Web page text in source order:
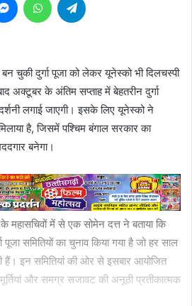
चुकी दुर्गा पूजा को लेकर यूनेस्को भी दिलचस्पी
अक्टूबर के अंतिम सप्ताह में बेहतरीन दुर्गा
लगाई जाएगी। इसके लिए यूनेस्को ने
है, जिसमें पश्चिम बंगाल सरकार का
बनेगा।
महासचिवों में से एक सोमेन दत्त ने बताया कि
समितियों का चुनाव किया गया है जो हर साल
हैं। इन समितियां की ओर से इसबार आयोजित
और समग्र सजावट की अनूठी प्रतीकात्मक